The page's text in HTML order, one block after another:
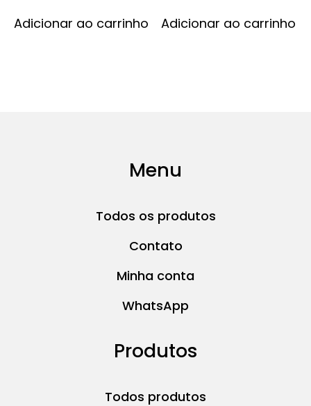
Adicionar ao carrinho Adicionar ao carrinho
Menu
Todos os produtos
Contato
Minha conta
WhatsApp
Produtos
Todos produtos